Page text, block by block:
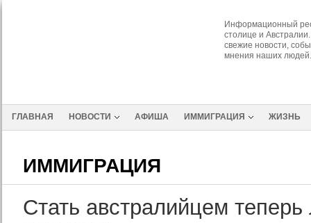
Информационный
столице и
свежие новости,
мнения наших людей.
ГЛАВНАЯ НОВОСТИ АФИША ИММИГРАЦИЯ ЖИЗНЬ
ИММИГРАЦИЯ
Стать австралийцем теперь